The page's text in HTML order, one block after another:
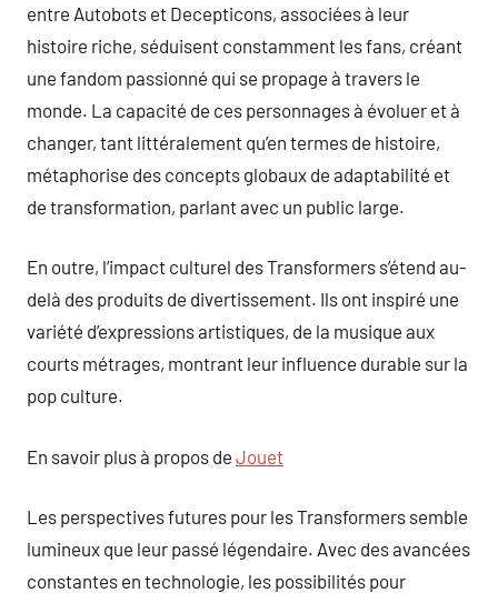
entre Autobots et Decepticons, associées à leur
histoire riche, séduisent constamment les fans, créant
une fandom passionné qui se propage à travers le
monde. La capacité de ces personnages à évoluer et à
changer, tant littéralement qu’en termes de histoire,
métaphorise des concepts globaux de adaptabilité et
de transformation, parlant avec un public large.
En outre, l’impact culturel des Transformers s’étend au-
delà des produits de divertissement. Ils ont inspiré une
variété d’expressions artistiques, de la musique aux
courts métrages, montrant leur influence durable sur la
pop culture.
En savoir plus à propos de Jouet
Les perspectives futures pour les Transformers semble
lumineux que leur passé légendaire. Avec des avancées
constantes en technologie, les possibilités pour